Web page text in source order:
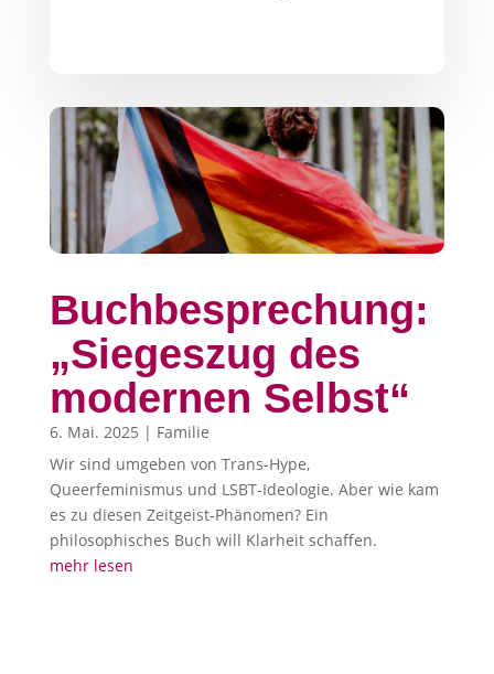
Buchbesprechung:
„Siegeszug des
modernen Selbst“
6. Mai. 2025 | Familie
Wir sind umgeben von Trans-Hype,
Queerfeminismus und LSBT-Ideologie. Aber wie kam
es zu diesen Zeitgeist-Phänomen? Ein
philosophisches Buch will Klarheit schaffen.
mehr lesen